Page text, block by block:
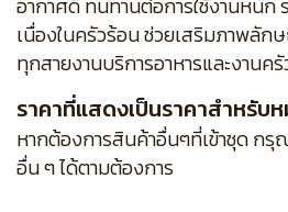
อากาศดี ทนทานต่อการใช้งานหนัก
เนื่องในครัวร้อน ช่วยเสริมภาพลัก
ทุกสายงานบริการอาหารและงานค
ราคาที่แสดงเป็นราคาสำหรับ
หากต้องการสินค้าอื่นๆที่เข้าชุด ก
อื่น ๆ ได้ตามต้องการ